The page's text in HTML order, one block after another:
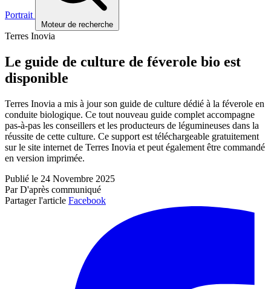
Portrait
Moteur de recherche
Terres Inovia
Le guide de culture de féverole bio est
disponible
Terres Inovia a mis à jour son guide de culture dédié à la féverole en
conduite biologique. Ce tout nouveau guide complet accompagne
pas-à-pas les conseillers et les producteurs de légumineuses dans la
réussite de cette culture. Ce support est téléchargeable gratuitement
sur le site internet de Terres Inovia et peut également être commandé
en version imprimée.
Publié le 24 Novembre 2025
Par D'après communiqué
Partager l'article Facebook